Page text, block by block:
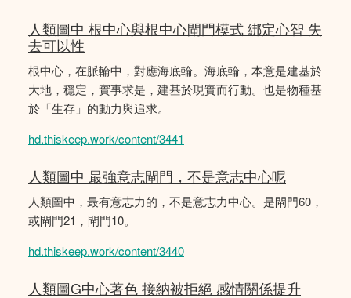
人類圖中 根中心與根中心閘門模式 綁定心智 失
去可以性
根中心，在脈輪中，對應海底輪。海底輪，本意是建基於
大地，穩定，實事求是，建基於現實而行動。也是物種基
於「生存」的動力與追求。
hd.thiskeep.work/content/3441
人類圖中 最強意志閘門，不是意志中心呢
人類圖中，最有意志力的，不是意志力中心。是閘門60，
或閘門21，閘門10。
hd.thiskeep.work/content/3440
人類圖G中心著色 接納被拒絕 感情關係提升